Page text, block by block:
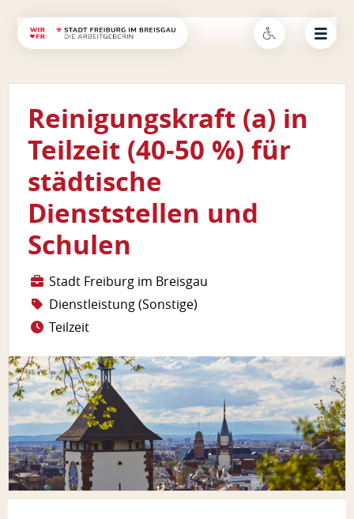
Reinigungskraft (a) in
Teilzeit (40-50 %) für
städtische
Dienststellen und
Schulen
Stadt Freiburg im Breisgau
Dienstleistung (Sonstige)
Teilzeit